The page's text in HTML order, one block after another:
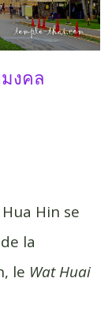
งคล
Hin se
la
le Wat Huai